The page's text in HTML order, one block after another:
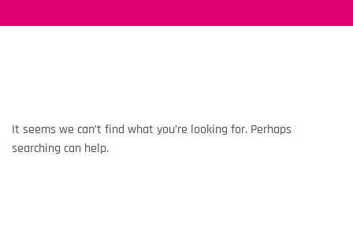
It seems we can’t find what you’re looking for. Perhaps
searching can help.